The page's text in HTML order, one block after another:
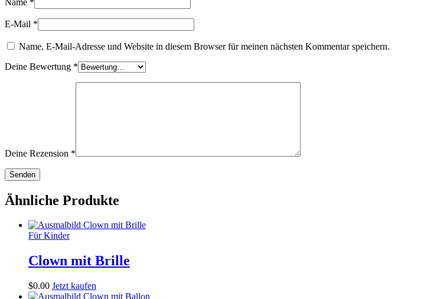
E-Mail *
Name, E-Mail-Adresse und Website in diesem Browser für meinen nächsten Kommentar speichern.
Deine Bewertung *
Deine Rezension *
Ähnliche Produkte
Für Kinder
Clown mit Brille
$0.00 Jetzt kaufen